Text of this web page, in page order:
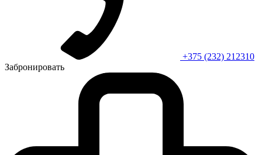
+375 (232) 212310
Забронировать